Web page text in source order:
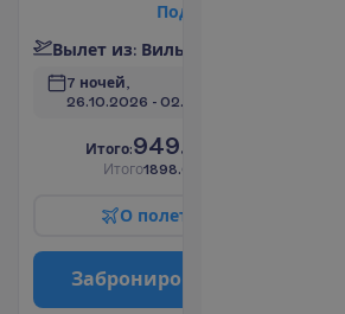
Под
Вылет из: Виль
7 ночей,
26.10.2026 - 02.11.2026
И того:949.00
Итого1898.00
О полет
Заброниро